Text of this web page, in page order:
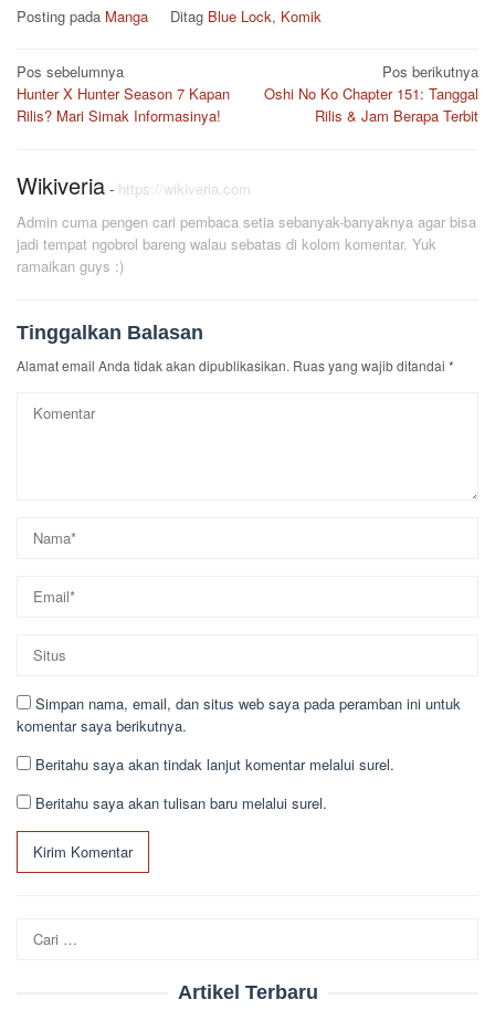
Posting pada Manga Ditag Blue Lock, Komik
Navigasi
pos
Pos sebelumnya
Hunter X Hunter Season 7 Kapan
Rilis? Mari Simak Informasinya!
Pos berikutnya
Oshi No Ko Chapter 151: Tanggal
Rilis & Jam Berapa Terbit
Wikiveria - https://wikiveria.com
Admin cuma pengen cari pembaca setia sebanyak-banyaknya agar bisa
jadi tempat ngobrol bareng walau sebatas di kolom komentar. Yuk
ramaikan guys :)
Tinggalkan Balasan
Alamat email Anda tidak akan dipublikasikan. Ruas yang wajib ditandai *
Simpan nama, email, dan situs web saya pada peramban ini untuk
komentar saya berikutnya.
Beritahu saya akan tindak lanjut komentar melalui surel.
Beritahu saya akan tulisan baru melalui surel.
untuk:
Artikel Terbaru